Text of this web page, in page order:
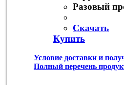
Разовый
Скачать
Купить
Условие доставки и
Полный перечень